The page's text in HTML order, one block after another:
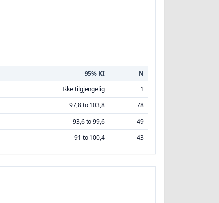
95% KI
N
Ikke tilgjengelig
1
97,8 to 103,8
78
93,6 to 99,6
49
91 to 100,4
43